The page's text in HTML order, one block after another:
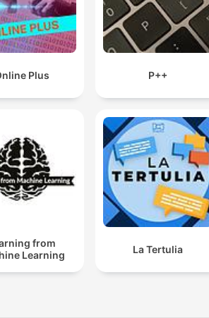
Plus P++
from
Learning
La Tertulia